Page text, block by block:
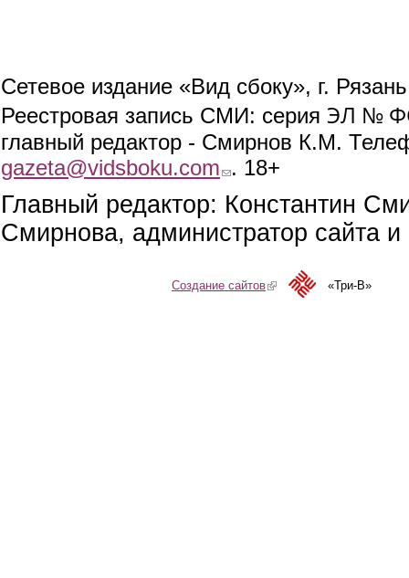
Сетевое издание «Вид сбоку», г.
Реестровая запись СМИ: серия ЭЛ №
главный редактор - Смирнов К.М.
gazeta@vidsboku.com (link sends e-mail)
. 18+
Главный редактор: Константин
Смирнова, администратор сайта
Создание сайтов(link is external)«Три-В»